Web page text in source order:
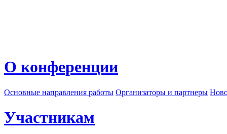
О конференции
Основные направления работы Организаторы и партнеры
Участникам